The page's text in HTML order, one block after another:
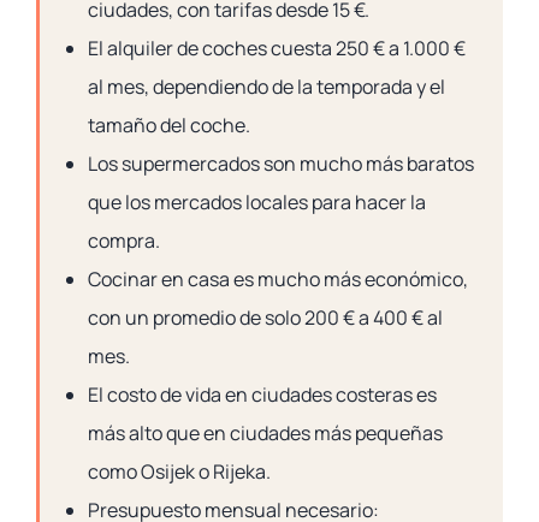
ciudades, con tarifas desde 15 €.
El alquiler de coches cuesta 250 € a 1.000 €
al mes, dependiendo de la temporada y el
tamaño del coche.
Los supermercados son mucho más baratos
que los mercados locales para hacer la
compra.
Cocinar en casa es mucho más económico,
con un promedio de solo 200 € a 400 € al
mes.
El costo de vida en ciudades costeras es
más alto que en ciudades más pequeñas
como Osijek o Rijeka.
Presupuesto mensual necesario: